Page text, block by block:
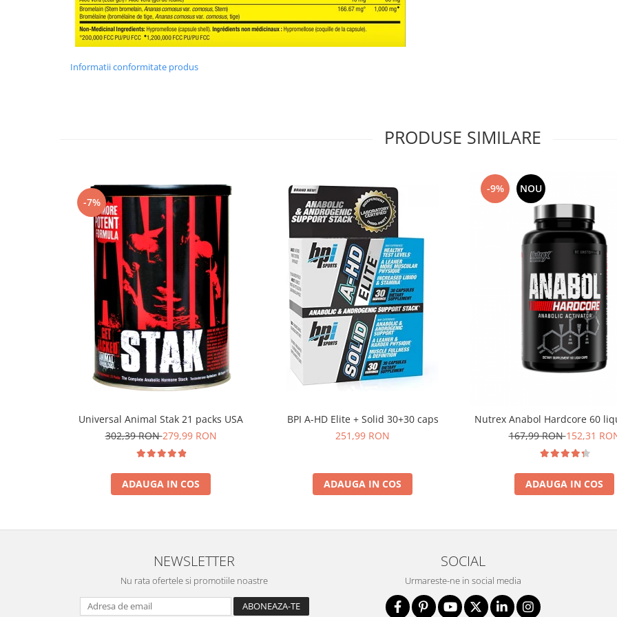
Informatii conformitate produs
PRODUSE SIMILARE
-7%
Universal Animal Stak 21 packs USA
302,39 RON279,99 RON
ADAUGA IN COS
BPI A-HD Elite + Solid 30+30 caps
251,99 RON
ADAUGA IN COS
-9% NOU
Nutrex Anabol Hardcore 60
167,99 RON152,31
ADAUGA IN COS
NEWSLETTER
Nu rata ofertele si promotiile noastre
SOCIAL
Urmareste-ne in social media